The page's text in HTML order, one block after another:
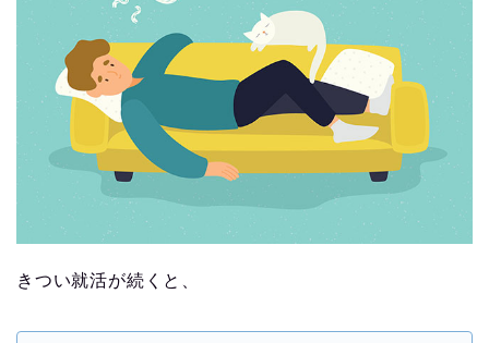
きつい就活が続くと、